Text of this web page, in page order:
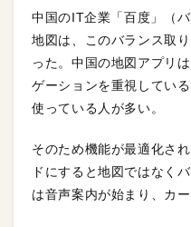
中国のIT企業「百度」（
地図は、このバランス取
った。中国の地図アプリ
ゲーションを重視してい
使っている人が多い。
そのため機能が最適化さ
ドにすると地図ではなく
は音声案内が始まり、カ